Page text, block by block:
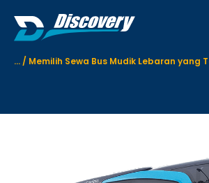
... / Memilih Sewa Bus Mudik Lebaran yang